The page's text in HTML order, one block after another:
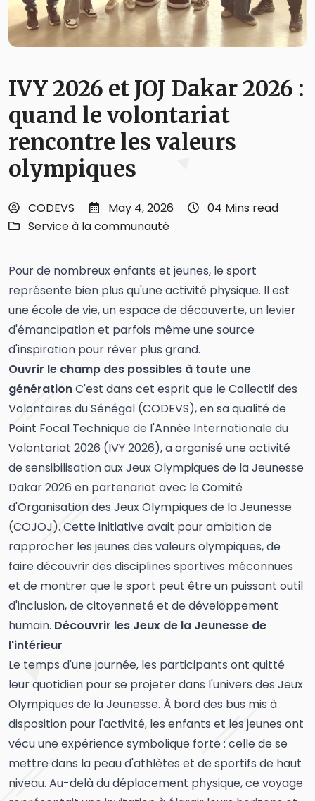
IVY 2026 et JOJ Dakar 2026 :
quand le volontariat
rencontre les valeurs
olympiques
CODEVS May 4, 2026
04 Mins read
Service à la communauté
Pour de nombreux enfants et jeunes, le sport
représente bien plus qu'une activité physique. Il est
une école de vie, un espace de découverte, un levier
d'émancipation et parfois même une source
d'inspiration pour rêver plus grand.
Ouvrir le champ des possibles à toute une
générationC'est dans cet esprit que le Collectif des
Volontaires du Sénégal (CODEVS), en sa qualité de
Point Focal Technique de l'Année Internationale du
Volontariat 2026 (IVY 2026), a organisé une activité
de sensibilisation aux Jeux Olympiques de la Jeunesse
Dakar 2026 en partenariat avec le Comité
d'Organisation des Jeux Olympiques de la Jeunesse
(COJOJ). Cette initiative avait pour ambition de
rapprocher les jeunes des valeurs olympiques, de
faire découvrir des disciplines sportives méconnues
et de montrer que le sport peut être un puissant outil
d'inclusion, de citoyenneté et de développement
humain. Découvrir les Jeux de la Jeunesse de
l'intérieur
Le temps d'une journée, les participants ont quitté
leur quotidien pour se projeter dans l'univers des Jeux
Olympiques de la Jeunesse. À bord des bus mis à
disposition pour l'activité, les enfants et les jeunes ont
vécu une expérience symbolique forte : celle de se
mettre dans la peau d'athlètes et de sportifs de haut
niveau. Au-delà du déplacement physique, ce voyage